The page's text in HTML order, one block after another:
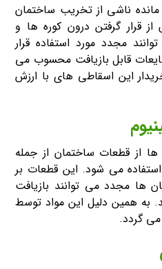
ناشی از تخریب ساختمان
قرار گرفتن درون کوره ها و
مجدد مورد استفاده قرار
قابل بازیافت محسوب می
این اسقاطی های با ارزش
از قطعات ساختمان از جمله
استفاده می شود. این قطعات بر
ها مجدد می توانند بازیافت
به همین دلیل این مواد توسط
گردد.